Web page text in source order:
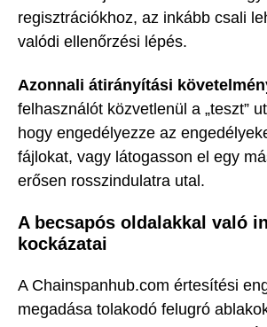
regisztrációkhoz, az inkább csali
valódi ellenőrzési lépés.
Azonnali átirányítási
felhasználót közvetlenül a „teszt”
hogy engedélyezze az
fájlokat, vagy látogasson el egy
erősen rosszindulatra utal.
A becsapós oldalakkal való
kockázatai
A Chainspanhub.com értesítési
megadása tolakodó felugró